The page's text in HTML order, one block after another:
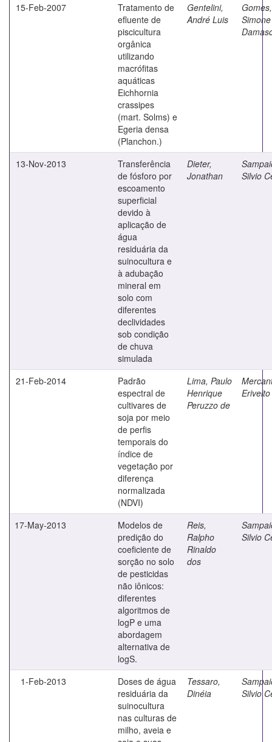
15-Feb-2007
Tratamento de
efluente de
piscicultura
orgânica
utilizando
macrófitas
aquáticas
Eichhornia
crassipes
(mart. Solms) e
Egeria densa
(Planchon.)
Gentelini,
André Luis
Gomes,
Simone
13-Nov-2013
Transferência
de fósforo por
escoamento
superficial
devido à
aplicação de
água
residuária da
suinocultura e
à adubação
mineral em
solo com
diferentes
declividades
sob condição
de chuva
simulada
Dieter,
Jonathan
Silvio
21-Feb-2014
Padrão
espectral de
cultivares de
soja por meio
de perfis
temporais do
índice de
vegetação por
diferença
normalizada
(NDVI)
Lima, Paulo
Henrique
Peruzzo de
Erivelto
17-May-2013
Modelos de
predição do
coeficiente de
sorção no solo
de pesticidas
não iônicos:
diferentes
algoritmos de
logP e uma
abordagem
alternativa de
logS.
Reis,
Ralpho
Rinaldo
dos
Silvio
1-Feb-2013
Doses de água
residuária da
suinocultura
nas culturas de
milho, aveia e
Tessaro,
Dinéia
Silvio